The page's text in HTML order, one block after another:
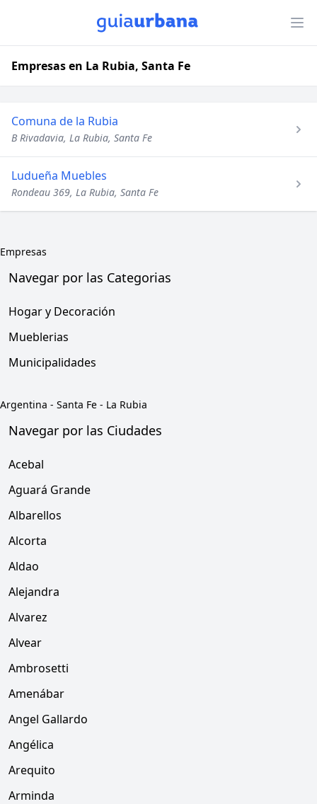
Empresas en La Rubia, Santa Fe
Comuna de la Rubia
B Rivadavia, La Rubia, Santa Fe
Ludueña Muebles
Rondeau 369, La Rubia, Santa Fe
Empresas
Navegar por las Categorias
Hogar y Decoración
Mueblerias
Municipalidades
Argentina - Santa Fe - La Rubia
Navegar por las Ciudades
Acebal
Aguará Grande
Albarellos
Alcorta
Aldao
Alejandra
Alvarez
Alvear
Ambrosetti
Amenábar
Angel Gallardo
Angélica
Arequito
Arminda